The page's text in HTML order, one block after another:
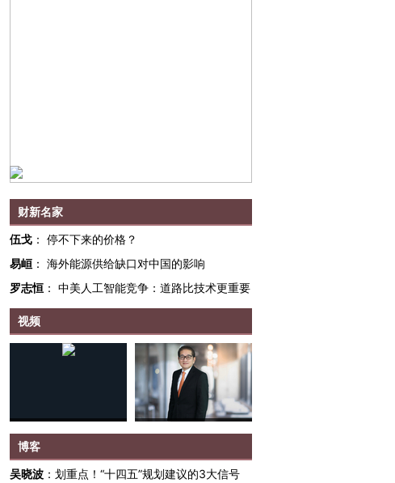
HYROX的吸金
马航飞行员跨国走私7万
视线｜被称为“蟑螂”的印
财新名家
伍戈 ： 停不下来的价格？
易峘 ： 海外能源供给缺口对中国的影响
罗志恒 ： 中美人工智能竞争：道路比技术更重要
视频
博客
吴晓波 ： 划重点！“十四五”规划建议的3大信号